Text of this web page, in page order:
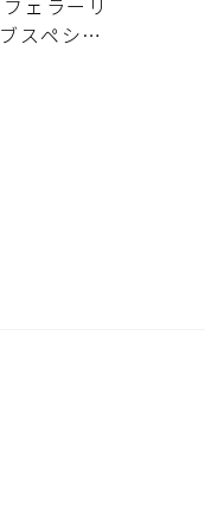
ェラーリ
スペシャ
成モデル
入荷し